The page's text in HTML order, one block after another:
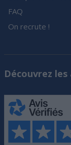
FAQ
On recrute !
Découvrez